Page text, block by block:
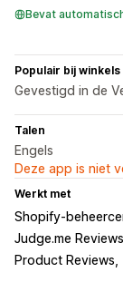
Bevat
Populair bij
Gevestigd in de
Talen
Engels
Deze app is niet
Werkt met
Shopify-
Judge.me Reviews
Product Reviews